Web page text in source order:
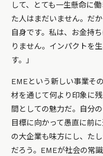
して、とても一生懸命に
た人はまだいません。だ
自身です。私は、お金持
りません。インパクトを
す。」
EMEという新しい事業そ
材を通じて何より印象に
間としての魅力だ。自分
目標に向かって愚直に前
の大企業も味方にし、た
だろう。EMEが社会の常